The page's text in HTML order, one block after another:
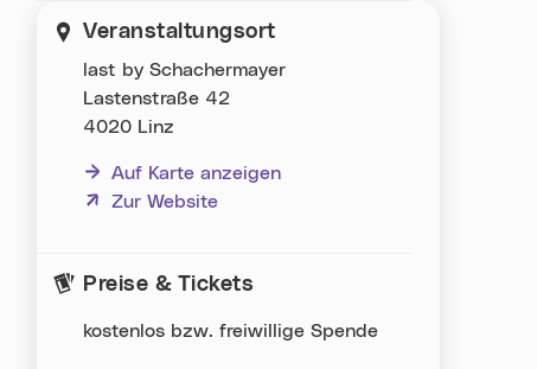
Veranstaltungsort
last by Schachermayer
Lastenstraße 42
4020 Linz
Auf Karte anzeigen
Zur Website
(neues Fenster)
Preise & Tickets
kostenlos bzw. freiwillige Spende